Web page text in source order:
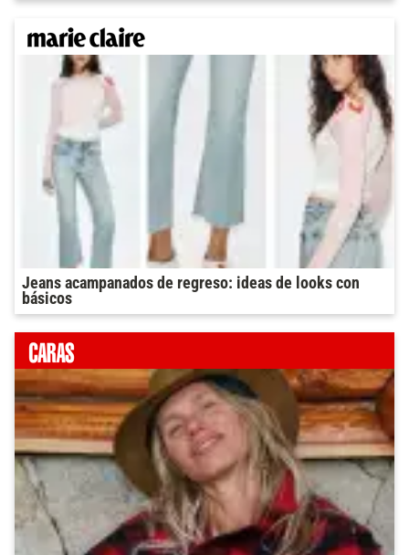
Jeans acampanados de regreso: ideas de looks con
básicos